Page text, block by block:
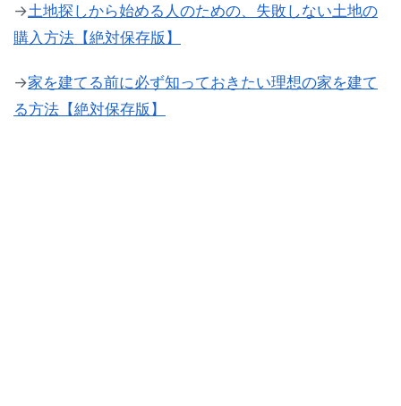
→土地探しから始める人のための、失敗しない土地の
購入方法【絶対保存版】
→家を建てる前に必ず知っておきたい理想の家を建て
る方法【絶対保存版】